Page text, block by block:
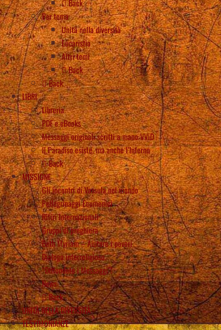
Back
Per tema
Unità nella diversità
Eucaristia
Altri temi
Back
Back
LIBRI
Libreria
PDF e eBooks
Messaggi originali scritti a mano VViD
Il Paradiso esiste, ma anche l’Inferno
Back
MISSIONE
Gli incontri di Vassula nel mondo
Pellegrinaggi Ecumenici
Ritiri Internazionali
Gruppi di preghiera
Beth Myriam – Aiutare i poveri
Dialogo interreligioso
“Diffondete i Messaggi”!
News
Back
UNITÀ NELLA DIVERSITÀ
TESTIMONIANZE